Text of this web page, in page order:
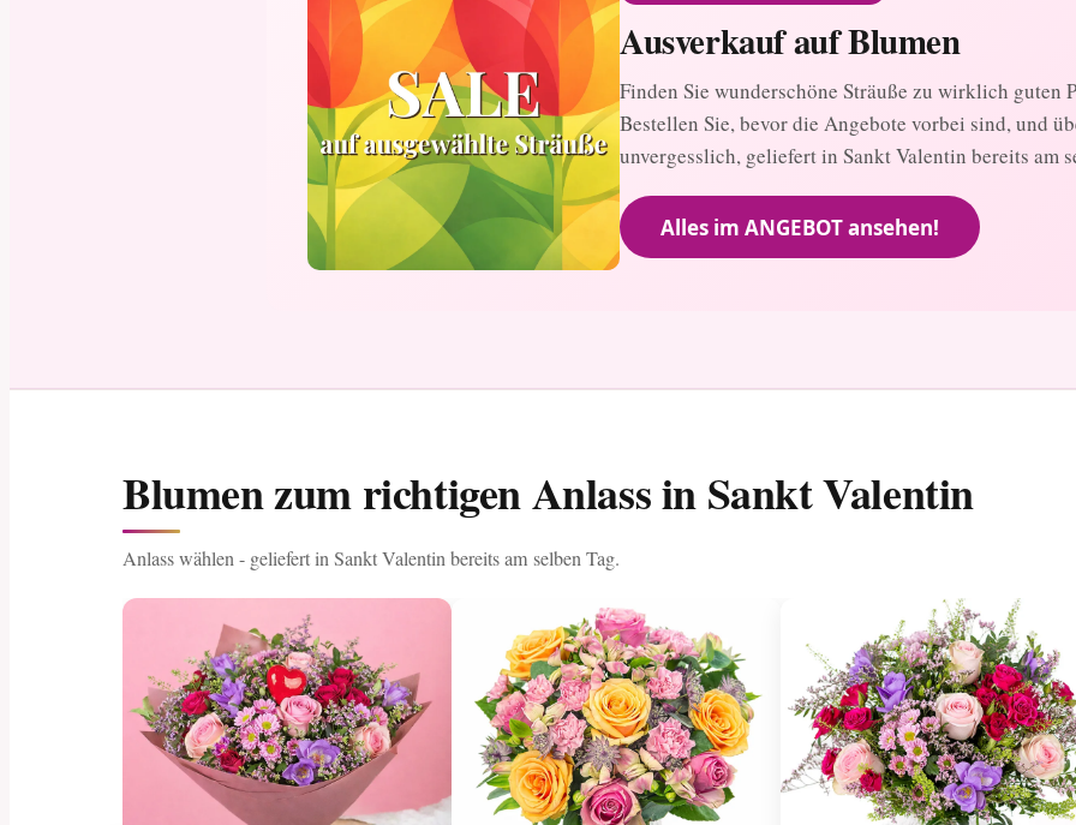
Ausverkauf auf Blumen
Finden Sie wunderschöne Sträuße zu wirklich guten
Bestellen Sie, bevor die Angebote vorbei sind, und
unvergesslich, geliefert in Sankt Valentin bereits am
Alles im ANGEBOT ansehen!
Blumen zum richtigen Anlass in Sankt Valentin
Anlass wählen - geliefert in Sankt Valentin bereits am selben Tag.